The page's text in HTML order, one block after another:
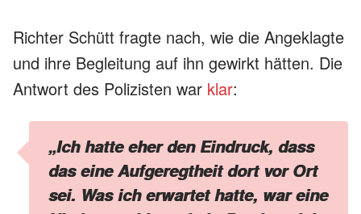
Richter Schütt fragte nach, wie die Angeklagte
und ihre Begleitung auf ihn gewirkt hätten. Die
Antwort des Polizisten war klar:
„Ich hatte eher den Eindruck, dass
das eine Aufgeregtheit dort vor Ort
sei. Was ich erwartet hatte, war eine